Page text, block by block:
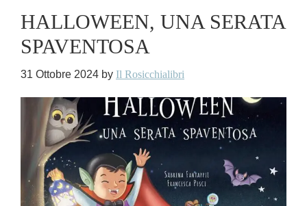
HALLOWEEN, UNA SERATA
SPAVENTOSA
31 Ottobre 2024 by Il Rosicchialibri